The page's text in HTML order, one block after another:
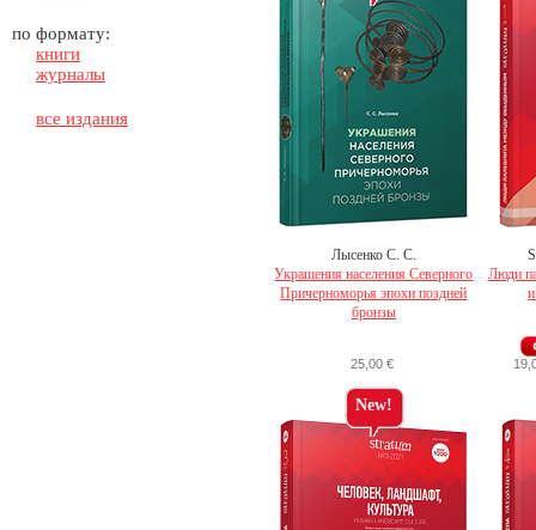
по формату:
книги
журналы
все издания
Лысенко С. С.
Украшения населения Северного
Причерноморья эпохи поздней
бронзы
25,00 €
Люди
New!